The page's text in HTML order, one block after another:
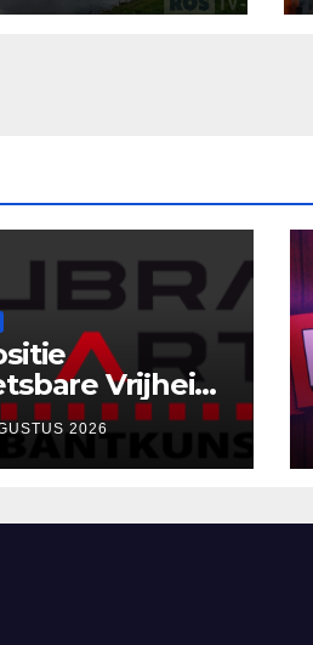
Vrijheid’
Art Galerie
uit tot
en
2026